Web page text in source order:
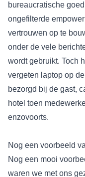
bureaucratische
ongefilterde
vertrouwen op te
onder de vele
wordt gebruikt. Toch
vergeten laptop op
bezorgd bij de gast,
hotel toen
enzovoorts.
Nog een voorbeeld
Nog een mooi
waren we met ons